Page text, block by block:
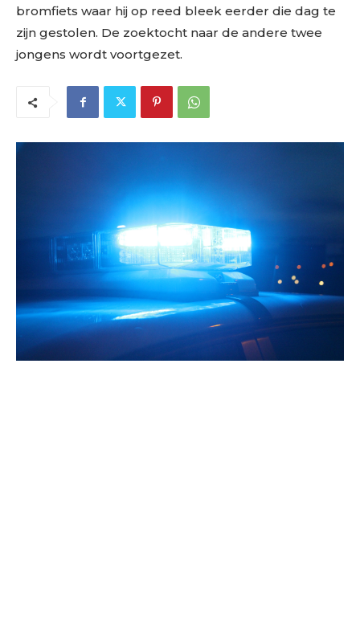
bromfiets waar hij op reed bleek eerder die dag te
zijn gestolen. De zoektocht naar de andere twee
jongens wordt voortgezet.